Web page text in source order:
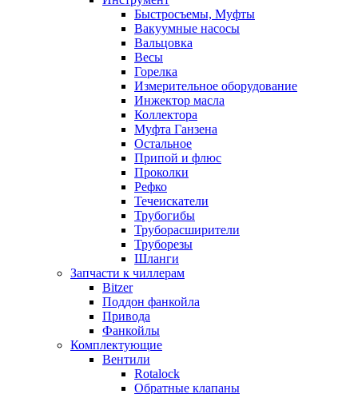
Быстросъемы, Муфты
Вакуумные насосы
Вальцовка
Весы
Горелка
Измерительное оборудование
Инжектор масла
Коллектора
Муфта Ганзена
Остальное
Припой и флюс
Проколки
Рефко
Течеискатели
Трубогибы
Труборасширители
Труборезы
Шланги
Запчасти к чиллерам
Bitzer
Поддон фанкойла
Привода
Фанкойлы
Комплектующие
Вентили
Rotalock
Обратные клапаны